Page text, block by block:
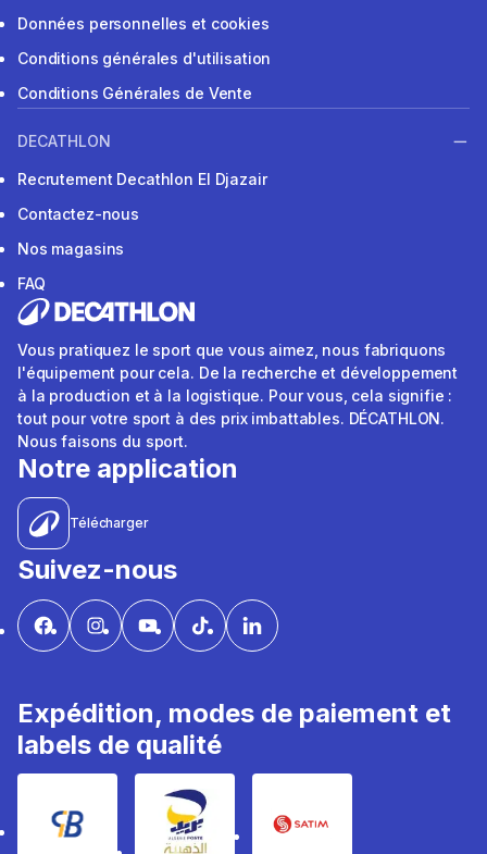
Données personnelles et cookies
Conditions générales d'utilisation
Conditions Générales de Vente
DECATHLON
Recrutement Decathlon El Djazair
Contactez-nous
Nos magasins
FAQ
Vous pratiquez le sport que vous aimez, nous fabriquons
l'équipement pour cela. De la recherche et développement
à la production et à la logistique. Pour vous, cela signifie :
tout pour votre sport à des prix imbattables. DÉCATHLON.
Nous faisons du sport.
Notre application
Télécharger
Suivez-nous
Expédition, modes de paiement et
labels de qualité